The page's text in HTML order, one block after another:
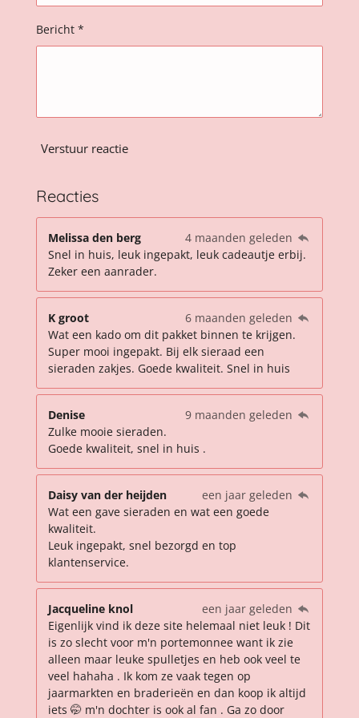
e
n
Bericht *
Verstuur reactie
Reacties
Melissa den berg
4 maanden geleden
Snel in huis, leuk ingepakt, leuk cadeautje erbij.
Zeker een aanrader.
K groot
6 maanden geleden
Wat een kado om dit pakket binnen te krijgen.
Super mooi ingepakt. Bij elk sieraad een
sieraden zakjes. Goede kwaliteit. Snel in huis
Denise
9 maanden geleden
Zulke mooie sieraden.
Goede kwaliteit, snel in huis .
Daisy van der heijden
een jaar geleden
Wat een gave sieraden en wat een goede
kwaliteit.
Leuk ingepakt, snel bezorgd en top
klantenservice.
Jacqueline knol
een jaar geleden
Eigenlijk vind ik deze site helemaal niet leuk ! Dit
is zo slecht voor m'n portemonnee want ik zie
alleen maar leuke spulletjes en heb ook veel te
veel hahaha . Ik kom ze vaak tegen op
jaarmarkten en braderieën en dan koop ik altijd
iets 🤭 m'n dochter is ook al fan . Ga zo door